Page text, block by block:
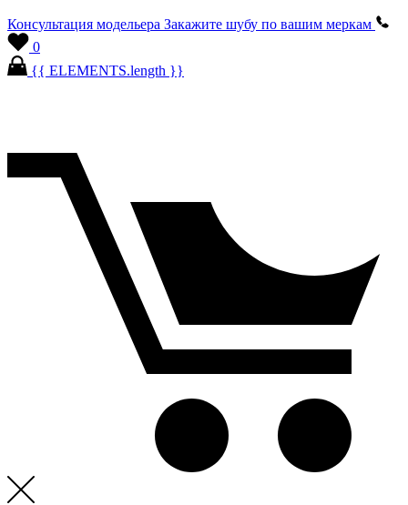
Консультация модельера Закажите шубу по вашим меркам
0
{{ ELEMENTS.length }}